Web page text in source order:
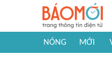
NÓNG MỚI